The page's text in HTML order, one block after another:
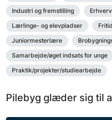
Industri og fremstilling
Lærlinge- og elevpladser
Juniormesterlære
Samarbejde/øget indsats for unge
Praktik/projekter/studiearbejde
Pilebyg glæder sig til